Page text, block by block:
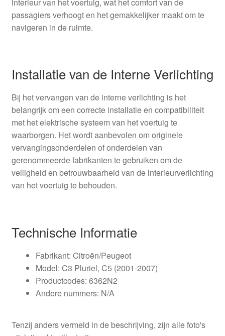
interieur van het voertuig, wat het comfort van de
passagiers verhoogt en het gemakkelijker maakt om te
navigeren in de ruimte.
Installatie van de Interne Verlichting
Bij het vervangen van de interne verlichting is het
belangrijk om een correcte installatie en compatibiliteit
met het elektrische systeem van het voertuig te
waarborgen. Het wordt aanbevolen om originele
vervangingsonderdelen of onderdelen van
gerenommeerde fabrikanten te gebruiken om de
veiligheid en betrouwbaarheid van de interieurverlichting
van het voertuig te behouden.
Technische Informatie
Fabrikant: Citroën/Peugeot
Model: C3 Pluriel, C5 (2001-2007)
Productcodes: 6362N2
Andere nummers: N/A
Tenzij anders vermeld in de beschrijving, zijn alle foto's